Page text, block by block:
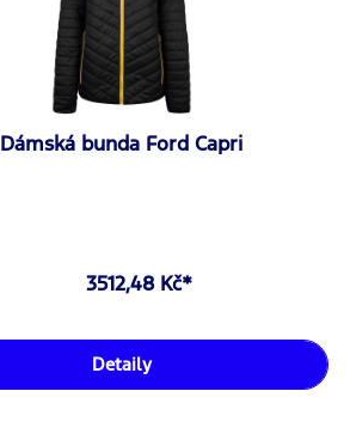
Dámská bunda Ford Capri
3512,48 Kč*
Detaily